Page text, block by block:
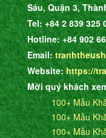
Sáu, Quận 3,
Tel: +84 2 839 325
Hotline: +84 902
Email:
Website: https://
Mời quý khách
100+ Mẫu
100+ Mẫu
100+ Mẫu